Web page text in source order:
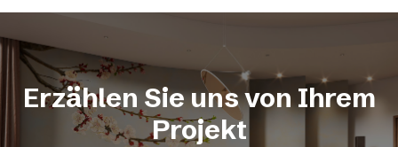
Erzählen Sie uns von Ihrem
Projekt